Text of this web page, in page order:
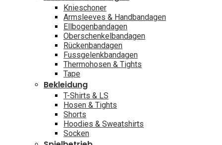
Knieschoner
Armsleeves & Handbandagen
Ellbogenbandagen
Oberschenkelbandagen
Rückenbandagen
Fussgelenkbandagen
Thermohosen & Tights
Tape
Bekleidung
T-Shirts & LS
Hosen & Tights
Shorts
Hoodies & Sweatshirts
Socken